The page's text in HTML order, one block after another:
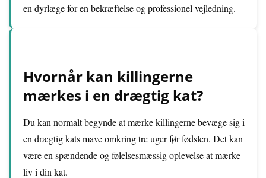
en dyrlæge for en bekræftelse og professionel vejledning.
Hvornår kan killingerne
mærkes i en drægtig kat?
Du kan normalt begynde at mærke killingerne bevæge sig i
en drægtig kats mave omkring tre uger før fødslen. Det kan
være en spændende og følelsesmæssig oplevelse at mærke
liv i din kat.